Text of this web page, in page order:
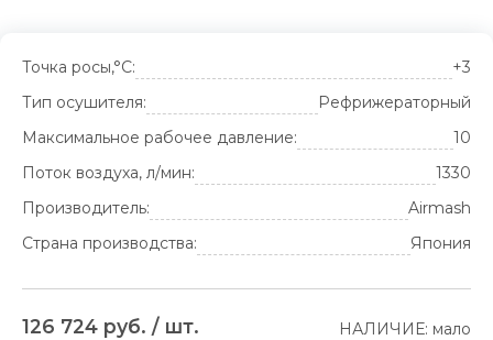
Точка росы,°С:
+3
Тип осушителя:
Рефрижераторный
Максимальное рабочее давление:
10
Поток воздуха, л/мин:
1330
Производитель:
Airmash
Страна производства:
Япония
126 724 руб. / шт. НАЛИЧИЕ: мало